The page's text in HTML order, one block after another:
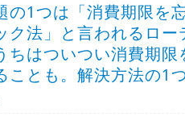
の1つは「消費期限を
ク法」と言われるロ
ちはついつい消費期
ことも。解決方法の1